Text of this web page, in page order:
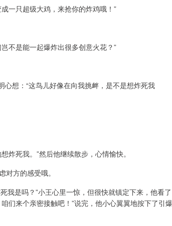
一只超级大鸡，来抢你的炸鸡哦！”
不是能一起爆炸出很多创意火花？”
想：“这鸟儿好像在向我挑衅，是不是想炸死我
炸死我。”然后他继续散步，心情愉快。
方的感受哦。
是吗？”小王心里一惊，但很快就镇定下来，他看了
们来个亲密接触吧！”说完，他小心翼翼地按下了引爆